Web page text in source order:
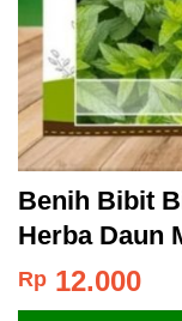
Benih Bibit
Herba Daun
Rp 12.000